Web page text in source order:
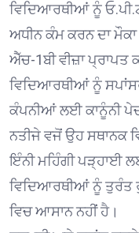
ਵਿਦਿਆਰਥੀਆਂ ਨੂੰ
ਅਧੀਨ ਕੰਮ ਕਰਨ ਦਾ
ਐੱਚ-1ਬੀ ਵੀਜ਼ਾ ਪ੍ਰਾਪਤ
ਵਿਦਿਆਰਥੀਆਂ ਨੂੰ
ਕੰਪਨੀਆਂ ਲਈ ਕਾਨੂੰਨੀ
ਨਤੀਜੇ ਵਜੋਂ ਉਹ ਸਥਾਨਕ
ਇੰਨੀ ਮਹਿੰਗੀ ਪੜ੍ਹਾਈ
ਵਿਦਿਆਰਥੀਆਂ ਨੂੰ ਤੁਰੰਤ
ਵਿਚ ਆਸਾਨ ਨਹੀਂ ਹੈ।